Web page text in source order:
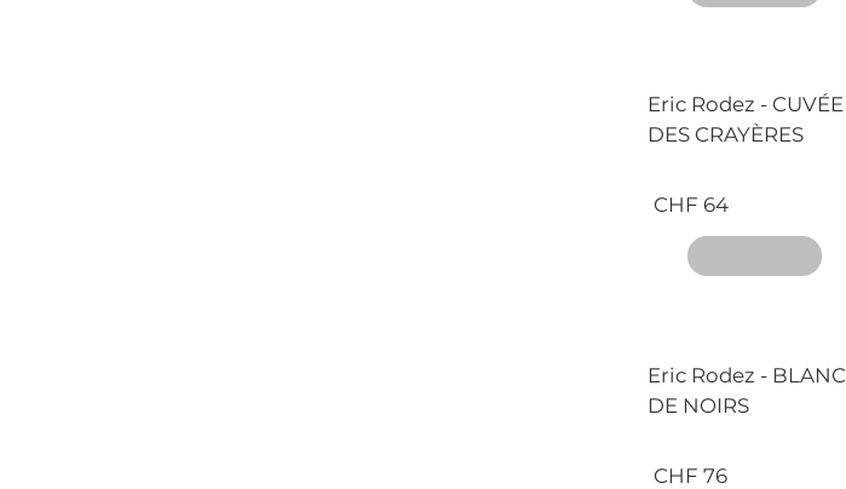
Eric Rodez - CUVÉE
DES CRAYÈRES
CHF 64
Eric Rodez - BLANC
DE NOIRS
CHF 76